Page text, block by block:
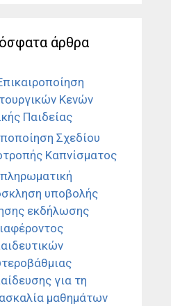
άρθρα
Κενών
Παιδείας
Σχεδίου
Καπνίσματος
υποβολής
εκδήλωσης
για τη
μαθημάτων